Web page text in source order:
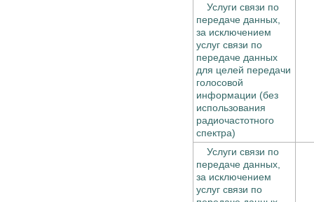
Услуги связи по
передаче данных,
за исключением
услуг связи по
передаче данных
для целей передачи
голосовой
информации (без
использования
радиочастотного
спектра)
Услуги связи по
передаче данных,
за исключением
услуг связи по